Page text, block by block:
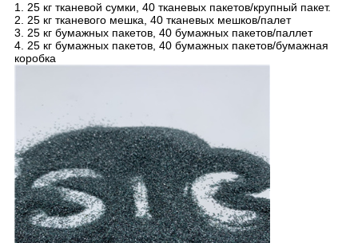
1. 25 кг тканевой сумки, 40 тканевых пакетов/крупный пакет.
2. 25 кг тканевого мешка, 40 тканевых мешков/палет
3. 25 кг бумажных пакетов, 40 бумажных пакетов/паллет
4. 25 кг бумажных пакетов, 40 бумажных пакетов/бумажная
коробка